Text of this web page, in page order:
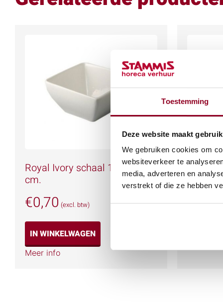
Toestemming
Deze website maakt
We gebruiken cookies om
websiteverkeer te
media, adverteren en
verstrekt of die ze hebben
Royal Ivory schaal 15 x 15
cm.
€0,70 (excl. btw)
IN WINKELWAGEN
Meer info
€0,76